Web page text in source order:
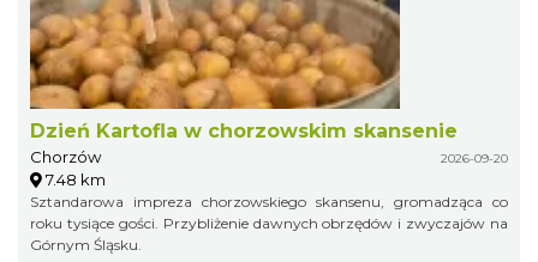
Dzień Kartofla w chorzowskim skansenie
Chorzów 2026-09-20
7.48 km
Sztandarowa impreza chorzowskiego skansenu, gromadząca co
roku tysiące gości. Przybliżenie dawnych obrzędów i zwyczajów na
Górnym Śląsku.